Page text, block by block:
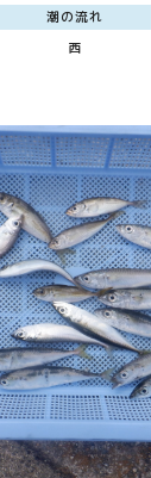
潮の流れ
西